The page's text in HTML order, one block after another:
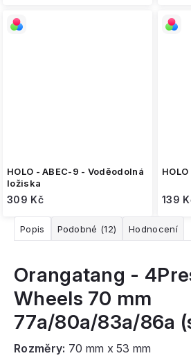
HOLO - ABEC-9 - Voděodolná
ložiska
309 Kč 139
Popis Podobné (12) Hodnocení
Orangatang -
Wheels 70 mm
77a/80a/83a/86a
Rozměry: 70 mm x 53 mm